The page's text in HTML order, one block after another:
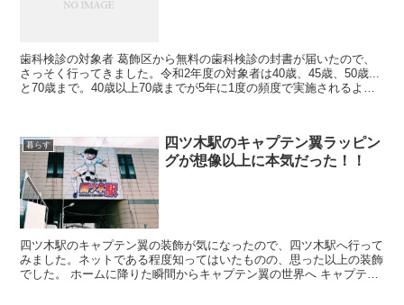
歯科検診の対象者 葛飾区から無料の歯科検診の封書が届いたので、
さっそく行ってきました。令和2年度の対象者は40歳、45歳、50歳...
と70歳まで。40歳以上70歳までが5年に1度の頻度で実施されるよう
暮らす
四ツ木駅のキャプテン翼ラッピン
グが想像以上に本気だった！！
四ツ木駅のキャプテン翼の装飾が気になったので、四ツ木駅へ行って
みました。ネットである程度知ってはいたものの、思った以上の装飾
でした。 ホームに降りた瞬間からキャプテン翼の世界へ キャプテン